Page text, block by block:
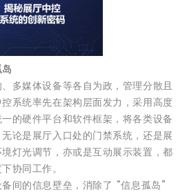
多媒体设备等各自为政，管理分散且
系统率先在架构层面发力，采用高度
的硬件平台和软件框架，将各类设备
论是展厅入口处的门禁系统，还是展
灯光调节，亦或是互动展示装置，都
协同工作。
间的信息壁垒，消除了 “信息孤岛”